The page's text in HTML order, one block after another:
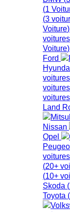
(1
(3
Voiture)
voitures
Voiture)
Ford
voitures
voitures
voitures
Land
Nissan
Opel
voitures
(20+
(10+
Skoda (
Toyota (